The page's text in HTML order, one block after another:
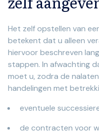
Het zelf opstellen van
betekent dat u alleen
hiervoor beschreven
stappen. In afwachting
moet u, zodra de
handelingen met
eventuele
de contracten voor